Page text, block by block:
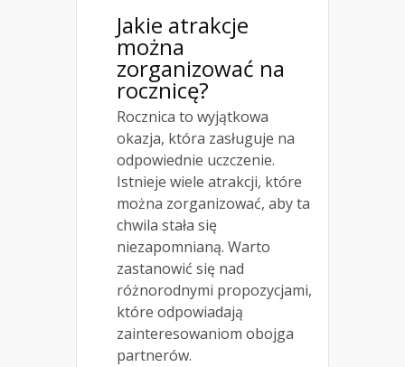
Jakie atrakcje
można
zorganizować na
rocznicę?
Rocznica to wyjątkowa
okazja, która zasługuje na
odpowiednie uczczenie.
Istnieje wiele atrakcji, które
można zorganizować, aby ta
chwila stała się
niezapomnianą. Warto
zastanowić się nad
różnorodnymi propozycjami,
które odpowiadają
zainteresowaniom obojga
partnerów.